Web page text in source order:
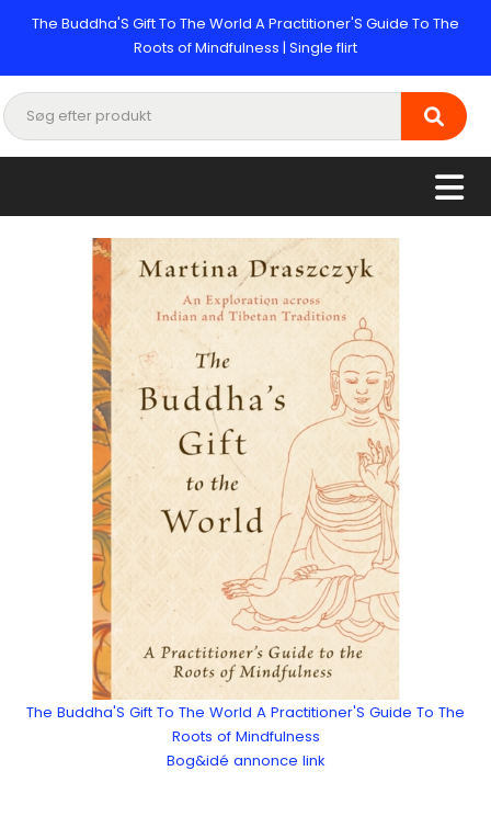
The Buddha'S Gift To The World A Practitioner'S Guide To The
Roots of Mindfulness | Single flirt
The Buddha'S Gift To The World A Practitioner'S Guide To The
Roots of Mindfulness
Bog&idé annonce link